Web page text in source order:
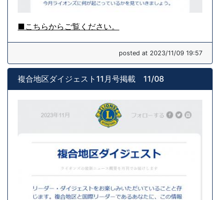
■こちらからご覧ください。
posted at 2023/11/09 19:57
複合地区ダイジェスト11月号掲載 11/08